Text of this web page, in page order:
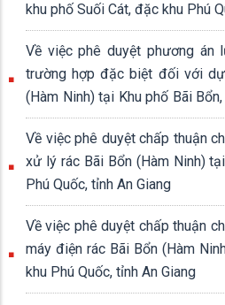
khu phố Suối Cát, đặc khu Phú
Về việc phê duyệt phương án
trường hợp đặc biệt đối với
(Hàm Ninh) tại Khu phố Bãi
Giang
Về việc phê duyệt chấp thuận
xử lý rác Bãi Bổn (Hàm Ninh)
Phú Quốc, tỉnh An Giang
Về việc phê duyệt chấp thuận
máy điện rác Bãi Bổn (Hàm
khu Phú Quốc, tỉnh An Giang